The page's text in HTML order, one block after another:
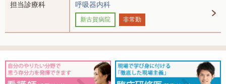
担当診療科 呼吸器内科
新古賀病院 非常勤